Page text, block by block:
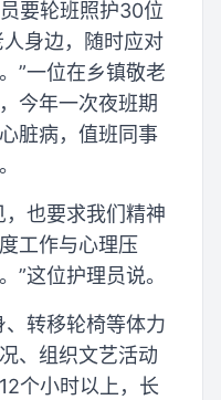
要轮班照护30位
身边，随时应对
”一位在乡镇敬老
今年一次夜班期
脏病，值班同事
也要求我们精神
工作与心理压
”这位护理员说。
转移轮椅等体力
、组织文艺活动
个小时以上，长